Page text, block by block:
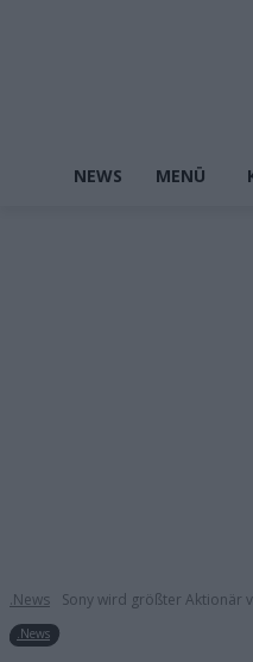
NEWS MENÜ
.News Sony wird größter Aktionär
.News